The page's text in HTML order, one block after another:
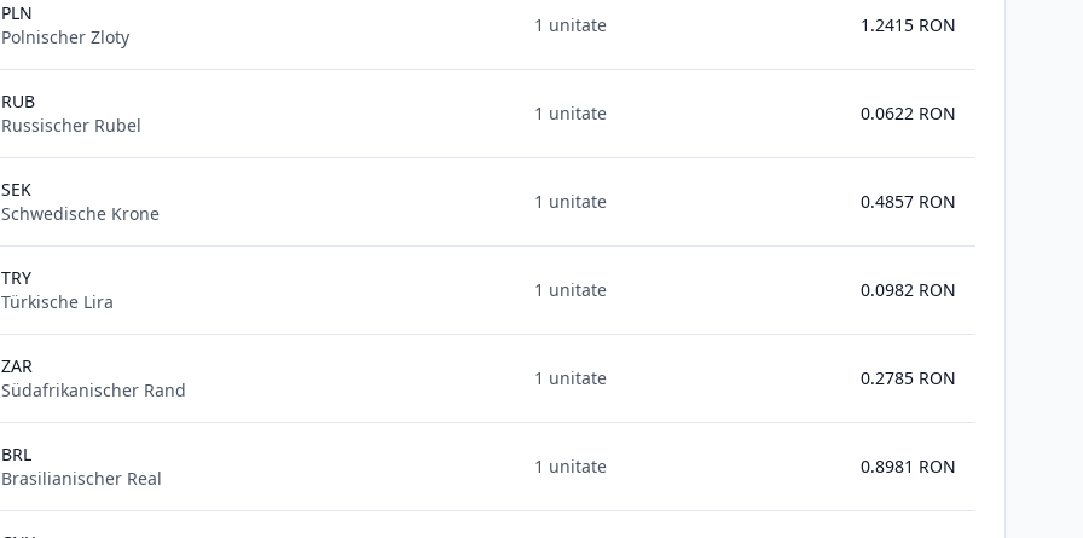
PLN
Polnischer Zloty
1 unitate 1.2415 RON
RUB
Russischer Rubel
1 unitate 0.0622 RON
SEK
Schwedische Krone
1 unitate 0.4857 RON
TRY
Türkische Lira
1 unitate 0.0982 RON
ZAR
Südafrikanischer Rand
1 unitate 0.2785 RON
BRL
Brasilianischer Real
1 unitate 0.8981 RON